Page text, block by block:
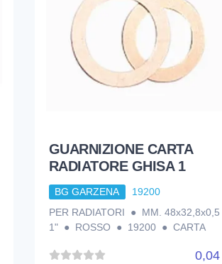
GUARNIZIONE CARTA
RADIATORE GHISA 1
BG GARZENA
19200
PER RADIATORI ● MM. 48x32,8x0,5
1" ● ROSSO ● 19200 ● CARTA